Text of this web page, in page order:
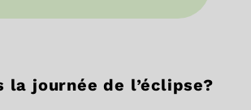
journée de l’éclipse?